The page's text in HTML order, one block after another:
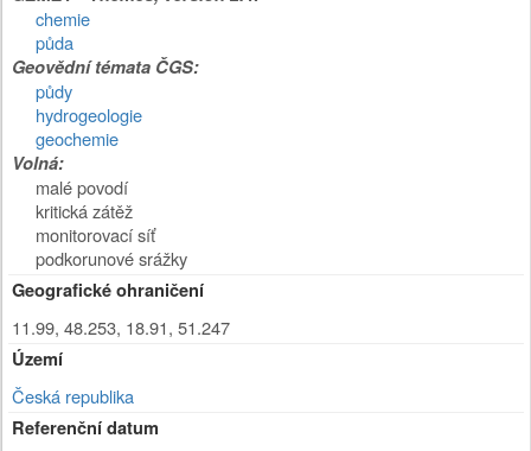
chemie
půda
Geovědní témata ČGS:
půdy
hydrogeologie
geochemie
Volná:
malé povodí
kritická zátěž
monitorovací síť
podkorunové srážky
Geografické ohraničení
11.99, 48.253, 18.91, 51.247
Území
Česká republika
Referenční datum